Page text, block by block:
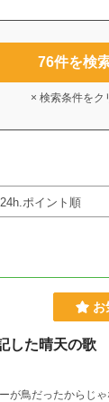
76件を検
× 検索条件をク
お
した晴天の歌
が鳥だったからじ